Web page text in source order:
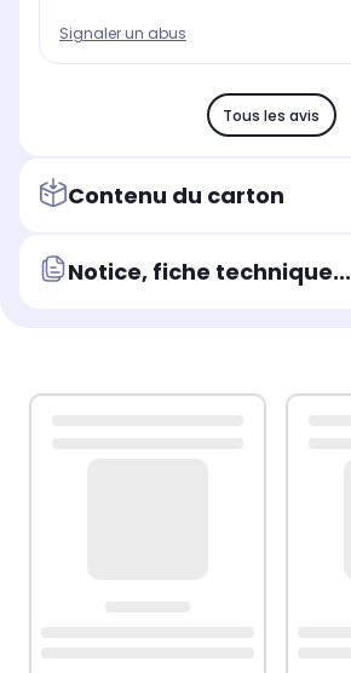
Signaler un abus
Tous les avis
Contenu du carton
Notice, fiche technique...